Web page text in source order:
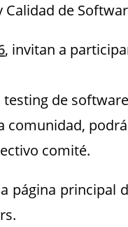
Calidad de
, invitan a
de
comunidad,
comité.
página principal